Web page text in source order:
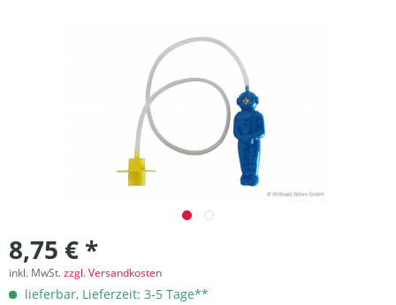
8,75 € *
inkl. MwSt.zzgl. Versandkosten
lieferbar, Lieferzeit: 3-5 Tage**